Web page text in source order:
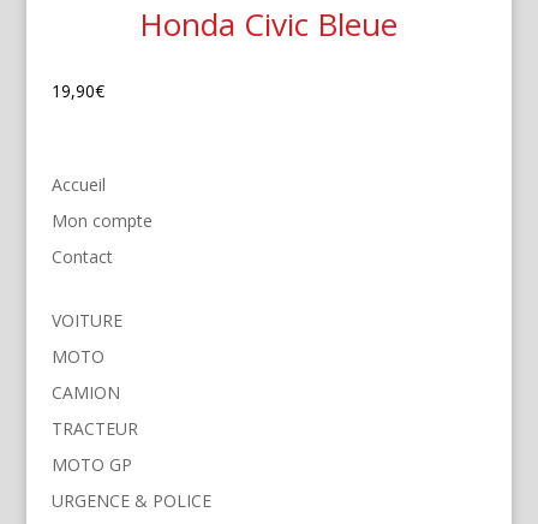
Honda Civic Bleue
19,90€
Accueil
Mon compte
Contact
VOITURE
MOTO
CAMION
TRACTEUR
MOTO GP
URGENCE & POLICE